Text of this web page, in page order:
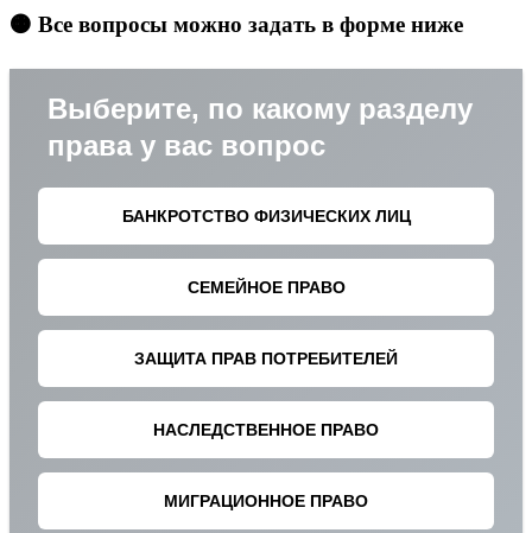
🟠 Все вопросы можно задать в форме ниже